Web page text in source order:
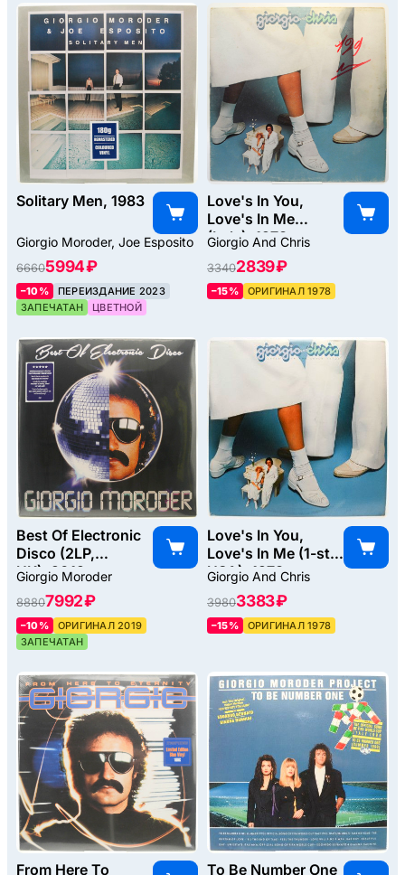
Solitary Men, 1983
Giorgio Moroder, Joe Esposito
66605994 ₽
–10%
ПЕРЕИЗДАНИЕ 2023
ЗАПЕЧАТАН
ЦВЕТНОЙ
Love's In You,
Love's In Me
(Italy), 1978
Giorgio And Chris
33402839 ₽
–15% ОРИГИНАЛ 1978
Best Of Electronic
Disco (2LP,
UK), 2019
Giorgio Moroder
88807992 ₽
–10%
ОРИГИНАЛ 2019
ЗАПЕЧАТАН
Love's In You,
Love's In Me (1-st,
USA), 1978
Giorgio And Chris
39803383 ₽
–15% ОРИГИНАЛ 1978
From Here To To Be Number One